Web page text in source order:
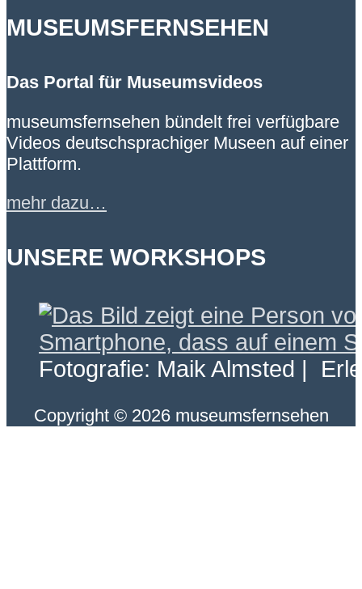
MUSEUMSFERNSEHEN
Das Portal für Museumsvideos
museumsfernsehen bündelt frei verfügbare
Videos deutschsprachiger Museen auf einer
Plattform.
mehr dazu…
UNSERE WORKSHOPS
Fotografie: Maik Almsted |
Copyright © 2026 museumsfernsehen